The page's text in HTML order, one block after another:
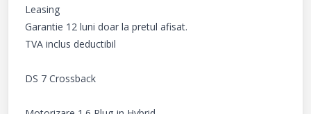
Leasing
Garantie 12 luni doar la pretul afisat.
TVA inclus deductibil
DS 7 Crossback